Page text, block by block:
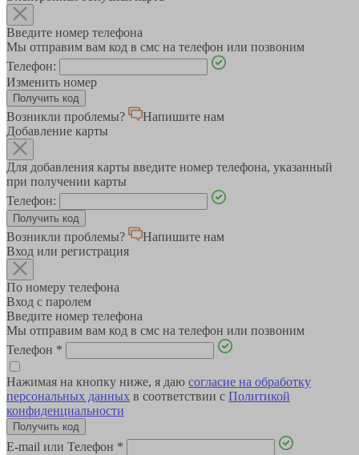
Введите номер телефона
Мы отправим вам код в смс на телефон или позвоним
Телефон:
Изменить номер
Возникли проблемы?
Напишите нам
Добавление карты
Для добавления карты введите номер телефона, указанный
при получении карты
Телефон:
Возникли проблемы?
Напишите нам
Вход или регистрация
По номеру телефона
Вход с паролем
Введите номер телефона
Мы отправим вам код в смс на телефон или позвоним
Телефон *
Нажимая на кнопку ниже, я даю согласие на обработку
персональных данных в соответствии с Политикой
конфиденциальности
E-mail или Телефон *